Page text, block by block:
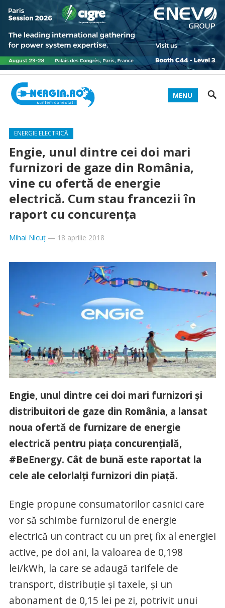
MENU
ENERGIE ELECTRICĂ
Engie, unul dintre cei doi mari
furnizori de gaze din România,
vine cu ofertă de energie
electrică. Cum stau francezii în
raport cu concurenţa
Mihai Nicuț— 18 aprilie 2018
Engie, unul dintre cei doi mari furnizori şi
distribuitori de gaze din România, a lansat
noua ofertă de furnizare de energie
electrică pentru piaţa concurenţială,
#BeEnergy. Cât de bună este raportat la
cele ale celorlalţi furnizori din piaţă.
Engie propune consumatorilor casnici care
vor să schimbe furnizorul de energie
electrică un contract cu un preţ fix al energiei
active, pe doi ani, la valoarea de 0,198
lei/kWh, la care se adaugă tarifele de
transport, distribuţie şi taxele, şi un
abonament de 0,15 lei pe zi, potrivit unui